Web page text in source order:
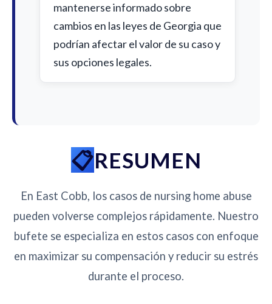
mantenerse informado sobre
cambios en las leyes de Georgia que
podrían afectar el valor de su caso y
sus opciones legales.
RESUMEN
En East Cobb, los casos de nursing home abuse
pueden volverse complejos rápidamente. Nuestro
bufete se especializa en estos casos con enfoque
en maximizar su compensación y reducir su estrés
durante el proceso.